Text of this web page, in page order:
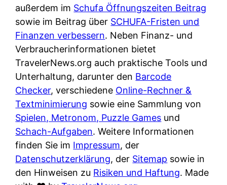
t
e
e
t
s
i
e
c
h
e
n
t
i
s
c
h
e
n
d
e
außerdem im Schufa Öffnungszeiten Beitrag
sowie im Beitrag über SCHUFA-Fristen und
Finanzen verbessern. Neben Finanz- und
Verbraucherinformationen bietet
TravelerNews.org auch praktische Tools und
Unterhaltung, darunter den Barcode
Checker, verschiedene Online-Rechner &
Textminimierung sowie eine Sammlung von
Spielen, Metronom, Puzzle Games und
Schach-Aufgaben. Weitere Informationen
finden Sie im Impressum, der
Datenschutzerklärung, der Sitemap sowie in
den Hinweisen zu Risiken und Haftung. Made